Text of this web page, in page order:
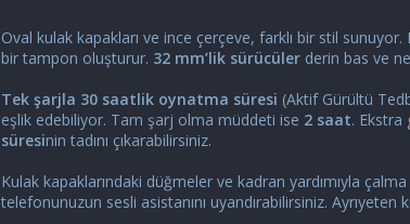
Oval kulak kapakları ve ince çerçeve, farklı bir stil
bir tampon oluşturur. 32 mm’lik sürücüler derin bas ve
Tek şarjla 30 saatlik oynatma süresi (Aktif Gürültü
eşlik edebiliyor. Tam şarj olma müddeti ise 2 saat. Ekstra
süresinin tadını çıkarabilirsiniz.
Kulak kapaklarındaki düğmeler ve kadran yardımıyla
telefonunuzun sesli asistanını uyandırabilirsiniz. Ayrıyeten